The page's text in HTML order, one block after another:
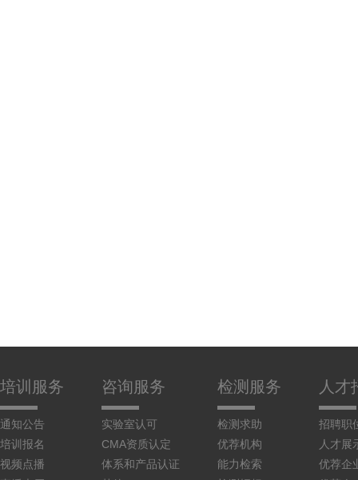
培训服务
通知公告
培训报名
视频点播
咨询服务
实验室认可
CMA资质认定
体系和产品认证
检测服务
检测求助
优荐机构
能力检索
人才
招聘职
人才展
优荐企